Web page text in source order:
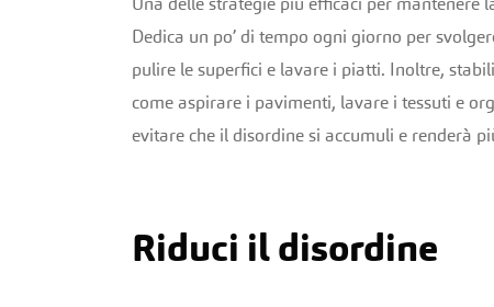
Una delle strategie più efficaci per mantenere
Dedica un po’ di tempo ogni giorno per
pulire le superfici e lavare i piatti. Inoltre,
come aspirare i pavimenti, lavare i tessuti e
evitare che il disordine si accumuli e renderà
Riduci il disordine